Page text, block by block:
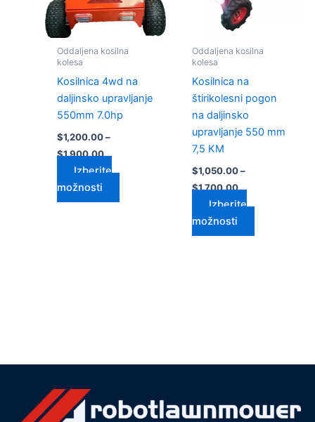
Oddaljena kosilna
kolesa
Kosilnica 4wd na
daljinsko upravljanje
550mm 7.0hp
$1,200.00 –
$1,900.00
Izberite
možnosti
Možnosti
lahko
strani
izdelka
Oddaljena kosilna
kolesa
Kosilnica na
štirikolesni pogon
na daljinsko
upravljanje 550 mm
7,5 KM
$1,050.00 –
$1,700.00
Izberite
možnosti